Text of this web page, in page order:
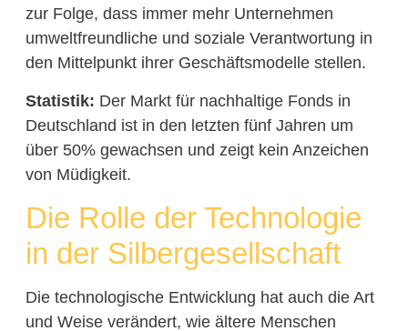
zur Folge, dass immer mehr Unternehmen
umweltfreundliche und soziale Verantwortung in
den Mittelpunkt ihrer Geschäftsmodelle stellen.
Statistik: Der Markt für nachhaltige Fonds in
Deutschland ist in den letzten fünf Jahren um
über 50% gewachsen und zeigt kein Anzeichen
von Müdigkeit.
Die Rolle der Technologie
in der Silbergesellschaft
Die technologische Entwicklung hat auch die Art
und Weise verändert, wie ältere Menschen